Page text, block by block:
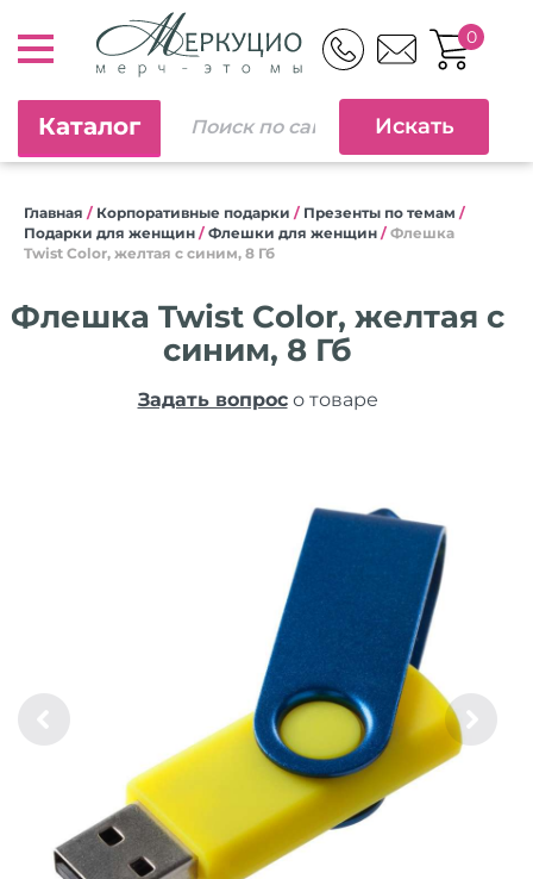
0
Каталог
Главная / Корпоративные подарки / Презенты по темам /
Подарки для женщин / Флешки для женщин / Флешка
Twist Color, желтая с синим, 8 Гб
Флешка Twist Color, желтая с
синим, 8 Гб
Задать вопросо товаре